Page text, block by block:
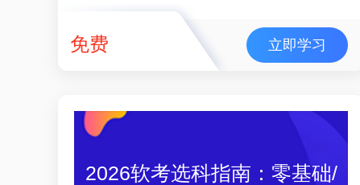
免费 立即学习
2026软考选科指南：零基础/